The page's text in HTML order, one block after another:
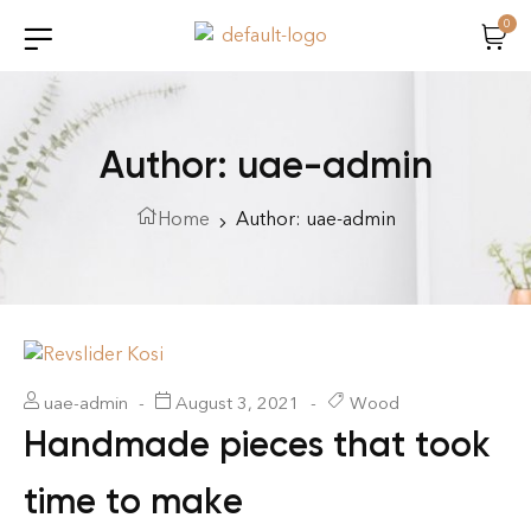
0
Author: uae-admin
Home Author: uae-admin
uae-admin August 3, 2021 Wood
Handmade pieces that took
time to make